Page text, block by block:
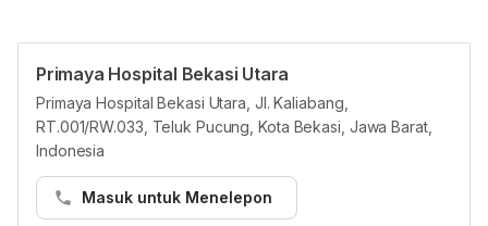
Primaya Hospital Bekasi Utara
Primaya Hospital Bekasi Utara, Jl. Kaliabang,
RT.001/RW.033, Teluk Pucung, Kota Bekasi, Jawa Barat,
Indonesia
Masuk untuk Menelepon
Jam reguler
Senin 08:00 - 23:00
Rabu